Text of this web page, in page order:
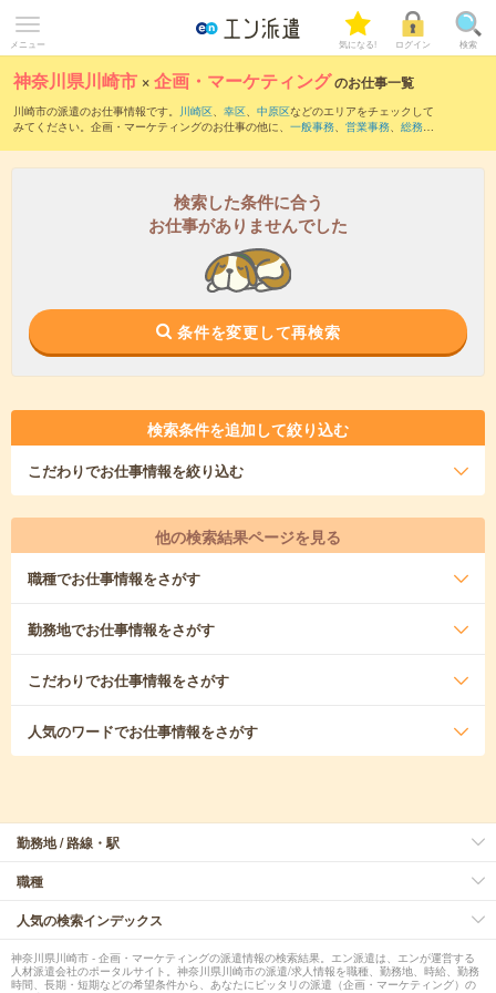
メニュー 気になる! ログイン 検索
神奈川県川崎市 ×企画・マーケティングのお仕事一覧
川崎市の派遣のお仕事情報です。 川崎区、 幸区、 中原区などのエリアをチェックして
みてください。企画・マーケティングのお仕事の他に、 一般事務、 営業事務、 総務・
のお仕事とは？とは？
検索した条件に合う
お仕事がありませんでした
条件を変更して再検索
検索条件を追加して絞り込む
こだわりでお仕事情報を絞り込む
他の検索結果ページを見る
職種でお仕事情報をさがす
勤務地でお仕事情報をさがす
こだわりでお仕事情報をさがす
人気のワードでお仕事情報をさがす
勤務地 / 路線・駅
職種
人気の検索インデックス
神奈川県川崎市 - 企画・マーケティングの派遣情報の検索結果。エン派遣は、エンが運営する
人材派遣会社のポータルサイト。神奈川県川崎市の派遣/求人情報を職種、勤務地、時給、勤務
時間、長期・短期などの希望条件から、あなたにピッタリの派遣（企画・マーケティング）の